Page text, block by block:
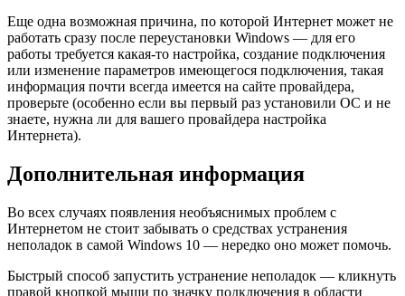
Еще одна возможная причина, по которой Интернет может не
работать сразу после переустановки Windows — для его
работы требуется какая-то настройка, создание подключения
или изменение параметров имеющегося подключения, такая
информация почти всегда имеется на сайте провайдера,
проверьте (особенно если вы первый раз установили ОС и не
знаете, нужна ли для вашего провайдера настройка
Интернета).
Дополнительная информация
Во всех случаях появления необъяснимых проблем с
Интернетом не стоит забывать о средствах устранения
неполадок в самой Windows 10 — нередко оно может помочь.
Быстрый способ запустить устранение неполадок — кликнуть
правой кнопкой мыши по значку подключения в области